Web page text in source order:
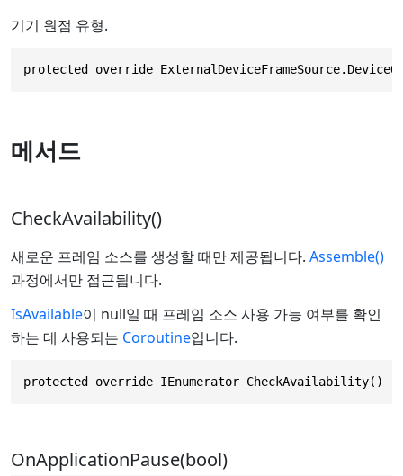
기기 원점 유형.
protected override
메서드
CheckAvailability()
새로운 프레임 소스를 생성할 때만 제공됩니다. Assemble()
과정에서만 접근됩니다.
IsAvailable이 null일 때 프레임 소스 사용 가능 여부를 확인
하는 데 사용되는 Coroutine입니다.
protected override IEnumerator CheckAvailability()
OnApplicationPause(bool)